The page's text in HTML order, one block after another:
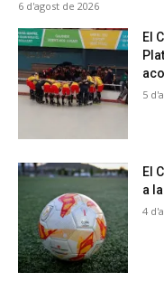
6 d'agost de 2026
El
5
El
a
4